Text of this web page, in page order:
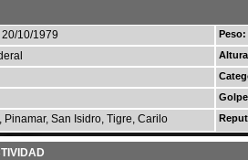
20/10/1979
Peso:
Pinamar, San Isidro, Tigre, Carilo